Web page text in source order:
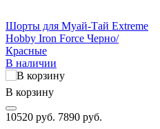
Шорты для Муай-Тай Extreme
Hobby Iron Force Черно/
Красные
В наличии
В корзину
10520 руб. 7890 руб.